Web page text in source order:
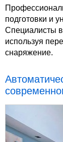
подготовки и
Специалисты
используя
снаряжение.